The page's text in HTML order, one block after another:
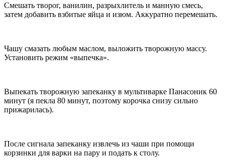
Смешать творог, ванилин, разрыхлитель и манную смесь,
затем добавить взбитые яйца и изюм. Аккуратно перемешать.
Чашу смазать любым маслом, выложить творожную массу.
Установить режим «выпечка».
Выпекать творожную запеканку в мультиварке Панасоник 60
минут (я пекла 80 минут, поэтому корочка снизу сильно
прижарилась).
После сигнала запеканку извлечь из чаши при помощи
корзинки для варки на пару и подать к столу.